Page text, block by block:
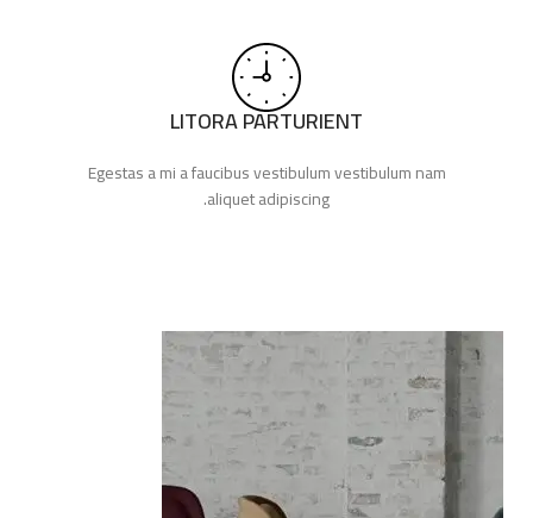
LITORA PARTURIENT
Egestas a mi a faucibus vestibulum vestibulum nam
aliquet adipiscing.